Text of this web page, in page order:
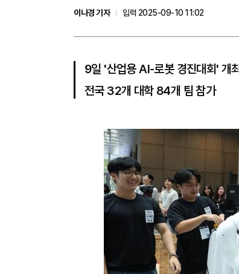
이나경 기자
입력 2025-09-10 11:02
9일 '산업용 AI-로봇 경진대회' 개최
전국 32개 대학 84개 팀 참가